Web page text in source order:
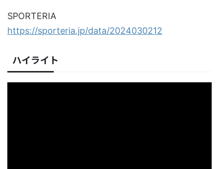
SPORTERIA
https://sporteria.jp/data/2024030212
ハイライト